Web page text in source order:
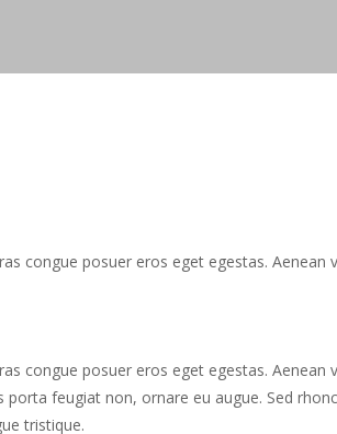
congue posuer eros eget egestas. Aenean
congue posuer eros eget egestas. Aenean
feugiat non, ornare eu augue. Sed
tristique.